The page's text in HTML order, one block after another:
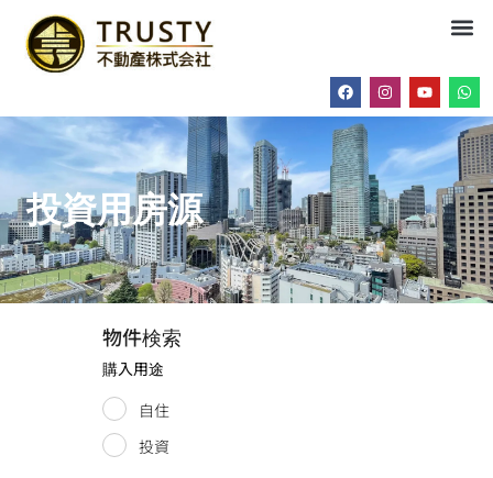
投資用房源
物件検索
購入用途
自住
投資